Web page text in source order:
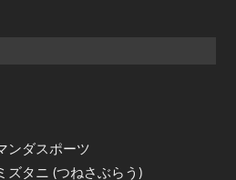
ンダスポーツ
タニ (つねさぶらう)